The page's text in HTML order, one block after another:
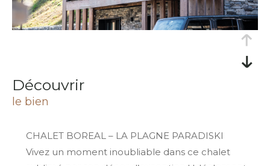
découvrir
le bien
CHALET BOREAL – LA PLAGNE PARADISKI
Vivez un moment inoubliable dans ce chalet